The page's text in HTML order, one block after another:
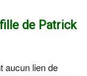
de Patrick
aucun lien de